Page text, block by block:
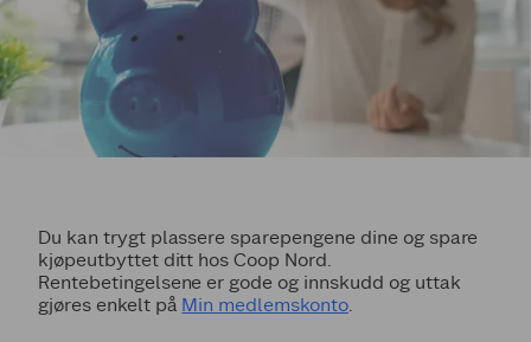
Du kan trygt plassere sparepengene dine og spare
kjøpeutbyttet ditt hos Coop Nord.
Rentebetingelsene er gode og innskudd og uttak
gjøres enkelt på Min medlemskonto.